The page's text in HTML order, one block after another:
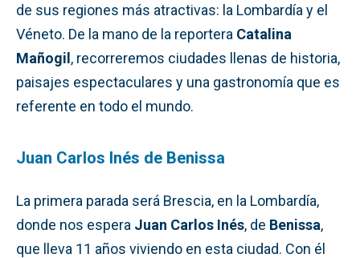
de sus regiones más atractivas: la Lombardía y el
Véneto. De la mano de la reportera Catalina
Mañogil, recorreremos ciudades llenas de historia,
paisajes espectaculares y una gastronomía que es
referente en todo el mundo.
Juan Carlos Inés de Benissa
La primera parada será Brescia, en la Lombardía,
donde nos espera Juan Carlos Inés, de Benissa,
que lleva 11 años viviendo en esta ciudad. Con él